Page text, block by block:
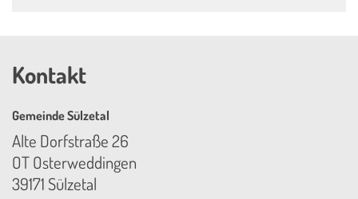
Kontakt
Gemeinde Sülzetal
Alte Dorfstraße 26
OT Osterweddingen
39171 Sülzetal